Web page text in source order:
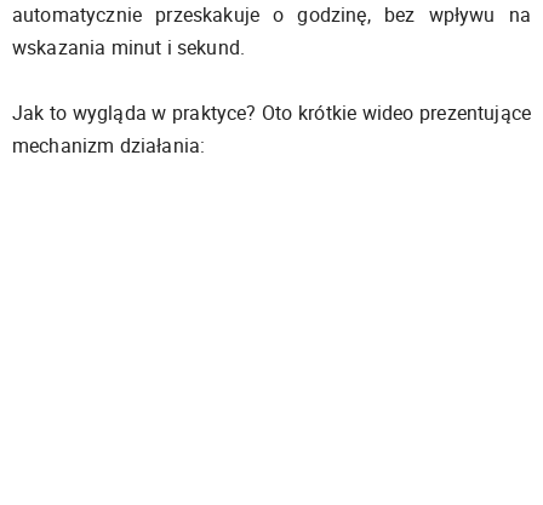
automatycznie przeskakuje o godzinę, bez wpływu na
wskazania minut i sekund.
Jak to wygląda w praktyce? Oto krótkie wideo prezentujące
mechanizm działania: